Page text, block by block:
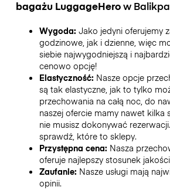
bagażu LuggageHerow
Wygoda: Jako jedyni oferujemy
godzinowe, jak i dzienne, więc
siebie najwygodniejszą i
cenowo opcję!
Elastyczność: Nasze opcje
są tak elastyczne, jak to tylko
przechowania na całą noc, do
naszej ofercie mamy nawet
nie musisz dokonywać
sprawdź, które to sklepy.
Przystępna cena: Nasza
oferuje najlepszy stosunek
Zaufanie: Nasze usługi mają
opinii.